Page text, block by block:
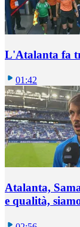
L'Atalanta fa
01:42
Atalanta,
e qualità,